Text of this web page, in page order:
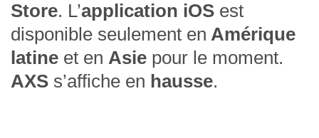
Store. L’application iOS est
disponible seulement en Amérique
latine et en Asie pour le moment.
AXS s’affiche en hausse.